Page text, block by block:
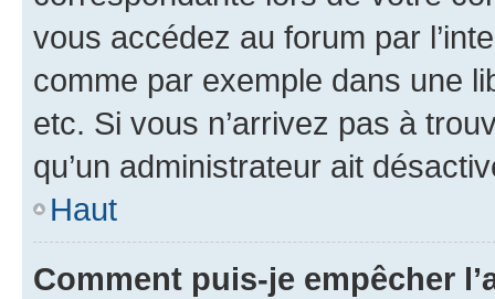
vous accédez au forum par
comme par exemple dans une
etc. Si vous n’arrivez pas à
qu’un administrateur ait
Haut
Comment puis-je empêcher